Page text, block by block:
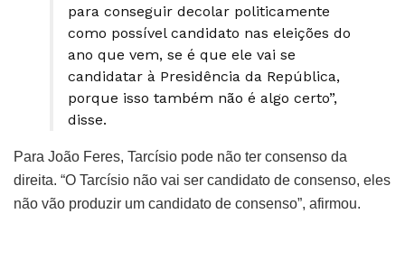
para conseguir decolar politicamente
como possível candidato nas eleições do
ano que vem, se é que ele vai se
candidatar à Presidência da República,
porque isso também não é algo certo”,
disse.
Para João Feres, Tarcísio pode não ter consenso da
direita. “O Tarcísio não vai ser candidato de consenso, eles
não vão produzir um candidato de consenso”, afirmou.